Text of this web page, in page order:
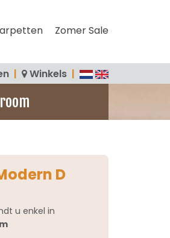
Zomer Sale
| Winkels |
D
u enkel in